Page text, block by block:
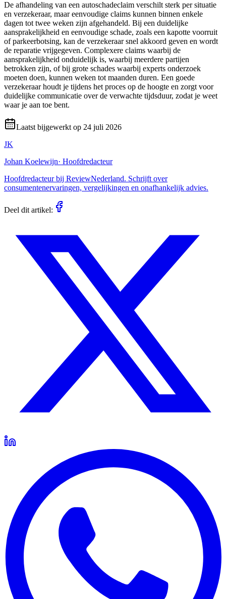
De afhandeling van een autoschadeclaim verschilt sterk per situatie
en verzekeraar, maar eenvoudige claims kunnen binnen enkele
dagen tot twee weken zijn afgehandeld. Bij een duidelijke
aansprakelijkheid en eenvoudige schade, zoals een kapotte voorruit
of parkeerbotsing, kan de verzekeraar snel akkoord geven en wordt
de reparatie vrijgegeven. Complexere claims waarbij de
aansprakelijkheid onduidelijk is, waarbij meerdere partijen
betrokken zijn, of bij grote schades waarbij experts onderzoek
moeten doen, kunnen weken tot maanden duren. Een goede
verzekeraar houdt je tijdens het proces op de hoogte en zorgt voor
duidelijke communicatie over de verwachte tijdsduur, zodat je weet
waar je aan toe bent.
Laatst bijgewerkt op 24 juli 2026
JK
Johan Koelewijn· Hoofdredacteur
Hoofdredacteur bij ReviewNederland. Schrijft over
consumentenervaringen, vergelijkingen en onafhankelijk advies.
Deel dit artikel: